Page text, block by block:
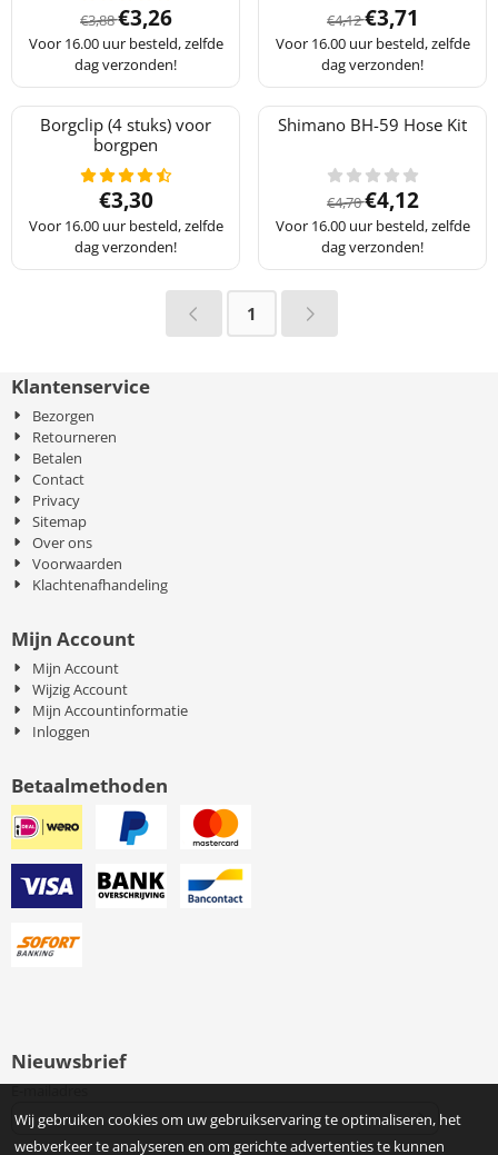
Van 3,88 voor 3,26
€3,88€3,26
Voor 16.00 uur besteld, zelfde
dag verzonden!
Van 4,12 voor
€4,12€3,71
Voor 16.00 uur besteld, zelfde
dag verzonden!
Borgclip (4 stuks) voor
borgpen
Prijs: 3,30
€3,30
Voor 16.00 uur besteld, zelfde
dag verzonden!
Shimano BH-59 Hose Kit
Van 4,70 voor
€4,70€4,12
Voor 16.00 uur besteld, zelfde
dag verzonden!
1
Klantenservice
Bezorgen
Retourneren
Betalen
Contact
Privacy
Sitemap
Over ons
Voorwaarden
Klachtenafhandeling
Mijn Account
Mijn Account
Wijzig Account
Mijn Accountinformatie
Inloggen
Betaalmethoden
Nieuwsbrief
E-mailadresVul je e-mailadres in voor de nieuwsbrief
Wij gebruiken cookies om uw gebruikservaring te optimaliseren, het
webverkeer te analyseren en om gerichte advertenties te kunnen